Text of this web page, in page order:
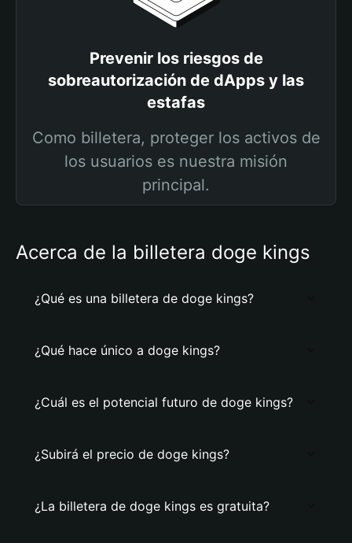
Prevenir los riesgos de
sobreautorización de dApps y las
estafas
Como billetera, proteger los activos de
los usuarios es nuestra misión
principal.
Acerca de la billetera doge kings
¿Qué es una billetera de doge kings?
¿Qué hace único a doge kings?
¿Cuál es el potencial futuro de doge kings?
¿Subirá el precio de doge kings?
¿La billetera de doge kings es gratuita?